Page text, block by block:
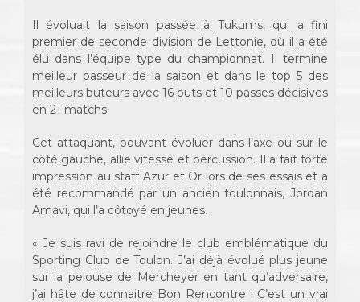
Il évoluait la saison passée à Tukums, qui a fini
premier de seconde division de Lettonie, où il a été
élu dans l’équipe type du championnat. Il termine
meilleur passeur de la saison et dans le top 5 des
meilleurs buteurs avec 16 buts et 10 passes décisives
en 21 matchs.
Cet attaquant, pouvant évoluer dans l’axe ou sur le
côté gauche, allie vitesse et percussion. Il a fait forte
impression au staff Azur et Or lors de ses essais et a
été recommandé par un ancien toulonnais, Jordan
Amavi, qui l’a côtoyé en jeunes.
« Je suis ravi de rejoindre le club emblématique du
Sporting Club de Toulon. J’ai déjà évolué plus jeune
sur la pelouse de Mercheyer en tant qu’adversaire,
j’ai hâte de connaitre Bon Rencontre ! C’est un vrai